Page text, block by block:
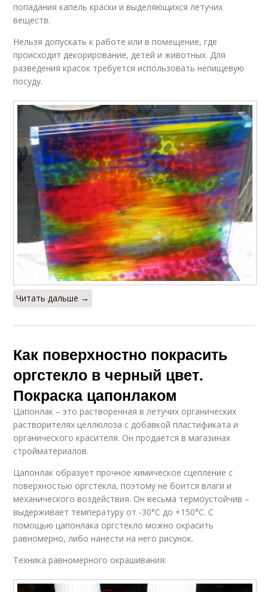
попадания капель краски и выделяющихся летучих
веществ.
Нельзя допускать к работе или в помещение, где
происходит декорирование, детей и животных. Для
разведения красок требуется использовать непищевую
посуду.
Читать дальше →
Как поверхностно покрасить
оргстекло в черный цвет.
Покраска цапонлаком
Цапонлак – это растворенная в летучих органических
растворителях целлюлоза с добавкой пластификата и
органического красителя. Он продается в магазинах
стройматериалов.
Цапонлак образует прочное химическое сцепление с
поверхностью оргстекла, поэтому не боится влаги и
механического воздействия. Он весьма термоустойчив –
выдерживает температуру от -30°С до +150°С. С
помощью цапонлака оргстекло можно окрасить
равномерно, либо нанести на него рисунок.
Техника равномерного окрашивания: